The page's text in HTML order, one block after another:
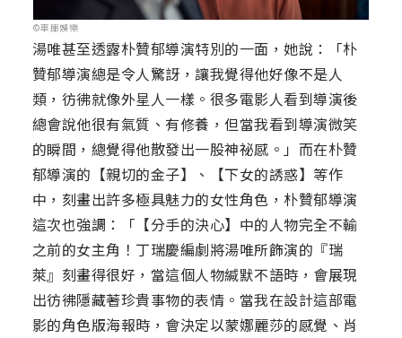
©車庫娛樂
湯唯甚至透露朴贊郁導演特別的一面，她說：「朴
贊郁導演總是令人驚訝，讓我覺得他好像不是人
類，彷彿就像外星人一樣。很多電影人看到導演後
總會說他很有氣質、有修養，但當我看到導演微笑
的瞬間，總覺得他散發出一股神祕感。」而在朴贊
郁導演的【親切的金子】、【下女的誘惑】等作
中，刻畫出許多極具魅力的女性角色，朴贊郁導演
這次也強調：「【分手的決心】中的人物完全不輸
之前的女主角！丁瑞慶編劇將湯唯所飾演的『瑞
萊』刻畫得很好，當這個人物緘默不語時，會展現
出彷彿隱藏著珍貴事物的表情。當我在設計這部電
影的角色版海報時，會決定以蒙娜麗莎的感覺、肖